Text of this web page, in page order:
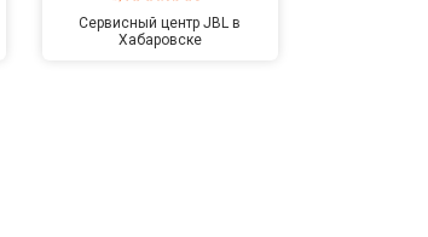
Сервисный центр JBL в
Хабаровске